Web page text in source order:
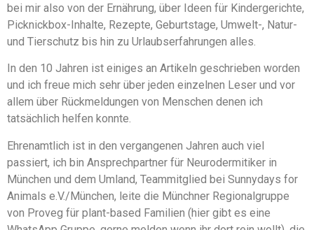
bei mir also von der Ernährung, über Ideen für Kindergerichte,
Picknickbox-Inhalte, Rezepte, Geburtstage, Umwelt-, Natur-
und Tierschutz bis hin zu Urlaubserfahrungen alles.
In den 10 Jahren ist einiges an Artikeln geschrieben worden
und ich freue mich sehr über jeden einzelnen Leser und vor
allem über Rückmeldungen von Menschen denen ich
tatsächlich helfen konnte.
Ehrenamtlich ist in den vergangenen Jahren auch viel
passiert, ich bin Ansprechpartner für Neurodermitiker in
München und dem Umland, Teammitglied bei Sunnydays for
Animals e.V./München, leite die Münchner Regionalgruppe
von Proveg für plant-based Familien (hier gibt es eine